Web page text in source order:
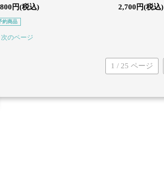
円(税込)
約商品
2,700円(税込)
次のページ
1 / 25 ページ